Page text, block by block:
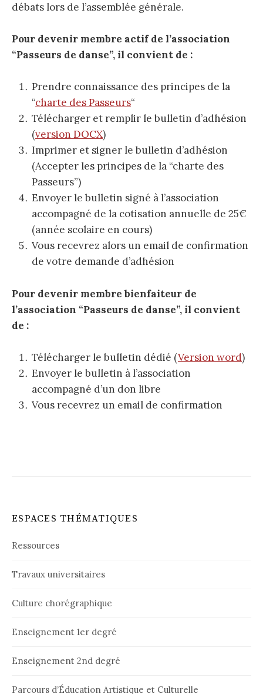
débats lors de l’assemblée générale.
Pour devenir membre actif de l’association
“Passeurs de danse”, il convient de :
Prendre connaissance des principes de la
“charte des Passeurs“
Télécharger et remplir le bulletin d’adhésion
(version DOCX)
Imprimer et signer le bulletin d’adhésion
(Accepter les principes de la “charte des
Passeurs”)
Envoyer le bulletin signé à l’association
accompagné de la cotisation annuelle de 25€
(année scolaire en cours)
Vous recevrez alors un email de confirmation
de votre demande d’adhésion
Pour devenir membre bienfaiteur de
l’association “Passeurs de danse”, il convient
de :
Télécharger le bulletin dédié (Version word)
Envoyer le bulletin à l’association
accompagné d’un don libre
Vous recevrez un email de confirmation
ESPACES THÉMATIQUES
Ressources
Travaux universitaires
Culture chorégraphique
Enseignement 1er degré
Enseignement 2nd degré
Parcours d’Éducation Artistique et Culturelle